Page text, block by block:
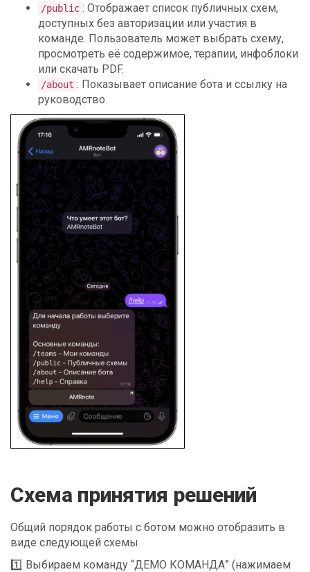
/public : Отображает список публичных схем,
доступных без авторизации или участия в
команде. Пользователь может выбрать схему,
просмотреть её содержимое, терапии, инфоблоки
или скачать PDF.
/about : Показывает описание бота и ссылку на
руководство.
Схема принятия решений
Общий порядок работы с ботом можно отобразить в
виде следующей схемы
1️⃣ Выбираем команду “ДЕМО КОМАНДА” (нажимаем